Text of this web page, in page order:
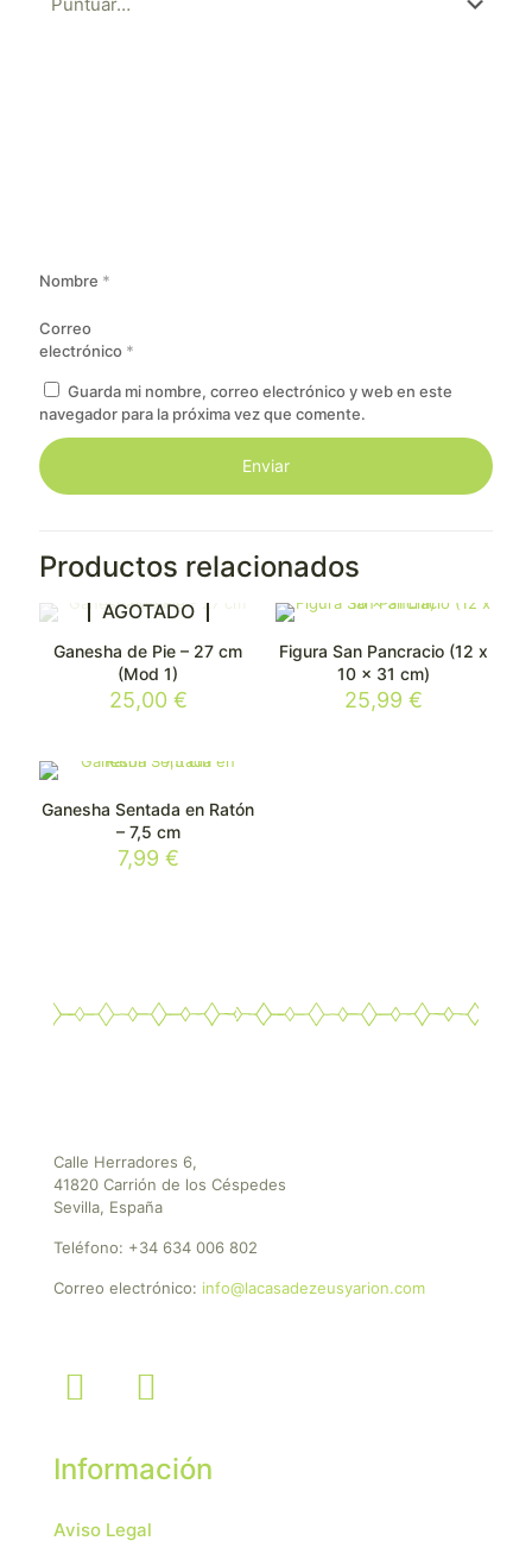
Nombre *
Correo
electrónico *
Guarda mi nombre, correo electrónico y web en este
navegador para la próxima vez que comente.
Productos relacionados
AGOTADO
Ganesha de Pie – 27 cm
(Mod 1)
25,00 €
Figura San Pancracio (12 x
10 x 31 cm)
25,99€
Ganesha Sentada en Ratón
– 7,5 cm
7,99 €
Calle Herradores 6,
41820 Carrión de los Céspedes
Sevilla, España
Teléfono: +34 634 006 802
Correo electrónico: info@lacasadezeusyarion.com
Información
Aviso Legal